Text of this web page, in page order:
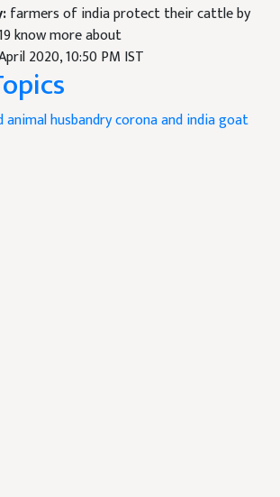
farmers of india protect their cattle by
know more about
2020, 10:50 PM IST
animal husbandrycorona and india goat